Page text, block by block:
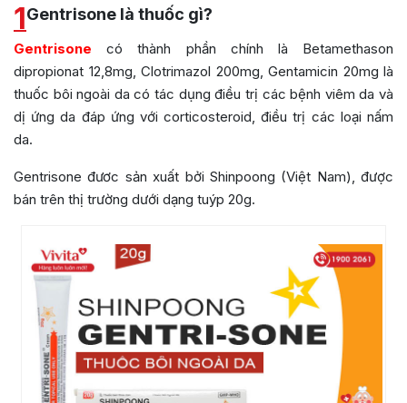
1Gentrisone là thuốc gì?
Gentrisone có thành phần chính là Betamethason
dipropionat 12,8mg, Clotrimazol 200mg, Gentamicin 20mg là
thuốc bôi ngoài da có tác dụng điều trị các bệnh viêm da và
dị ứng da đáp ứng với corticosteroid, điều trị các loại nấm
da.
Gentrisone đươc sản xuất bởi Shinpoong (Việt Nam), được
bán trên thị trường dưới dạng tuýp 20g.